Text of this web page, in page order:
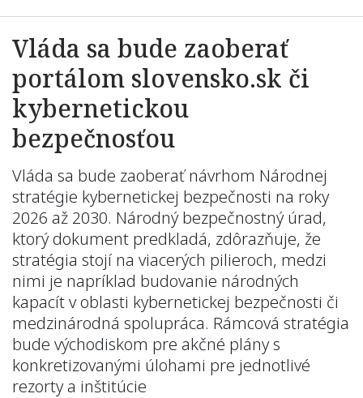
Vláda sa bude zaoberať
portálom slovensko.sk či
kybernetickou
bezpečnosťou
Vláda sa bude zaoberať návrhom Národnej
stratégie kybernetickej bezpečnosti na roky
2026 až 2030. Národný bezpečnostný úrad,
ktorý dokument predkladá, zdôrazňuje, že
stratégia stojí na viacerých pilieroch, medzi
nimi je napríklad budovanie národných
kapacít v oblasti kybernetickej bezpečnosti či
medzinárodná spolupráca. Rámcová stratégia
bude východiskom pre akčné plány s
konkretizovanými úlohami pre jednotlivé
rezorty a inštitúcie